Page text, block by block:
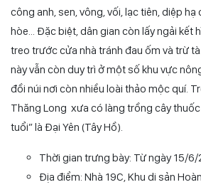
công anh, sen, vông, vối, lạc tiên, diệp hạ
hòe… Đặc biệt, dân gian còn lấy ngải kết
treo trước cửa nhà tránh đau ốm và trừ
này vẫn còn duy trì ở một số khu vực
đồi núi nơi còn nhiều loài thảo mộc quí.
Thăng Long xưa có làng trồng cây
tuổi” là Đại Yên (Tây Hồ).
Thời gian trưng bày: Từ ngày 15/
Địa điểm: Nhà 19C, Khu di sản